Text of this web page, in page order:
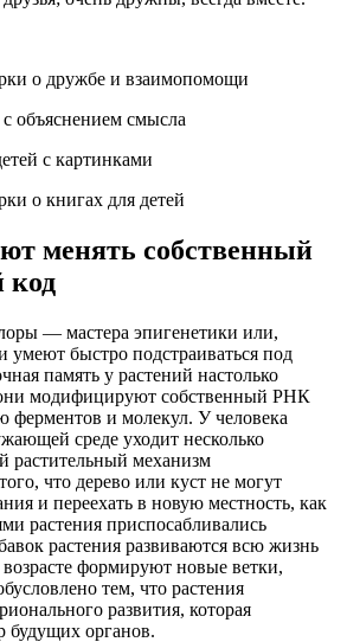
о дружбе и взаимопомощи
объяснением смысла
с картинками
о книгах для детей
менять собственный
код
— мастера эпигенетики или,
умеют быстро подстраиваться под
память у растений настолько
модифицируют собственный РНК
и молекул. У человека
среде уходит несколько
растительный механизм
что дерево или куст не могут
и переехать в новую местность, как
растения приспосабливались
растения развиваются всю жизнь
формируют новые ветки,
тем, что растения
развития, которая
будущих органов.